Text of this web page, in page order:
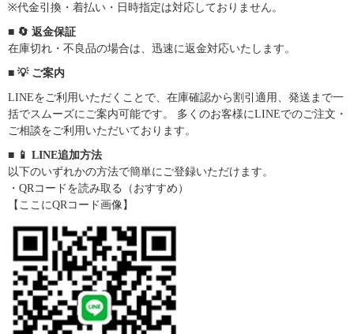
※代金引換・着払い・日時指定は対応しておりません。
■ 🔄 返金保証
在庫切れ・不良品の場合は、迅速に返金対応いたします。
■ 💡 ご案内
LINEをご利用いただくことで、在庫確認から割引適用、発送まで一
括でスムーズにご案内可能です。 多くのお客様にLINEでのご注文・
ご相談をご利用いただいております。
■ 📱 LINE追加方法
以下のいずれかの方法で簡単にご登録いただけます。
・QRコードを読み取る（おすすめ）
【ここにQRコード画像】